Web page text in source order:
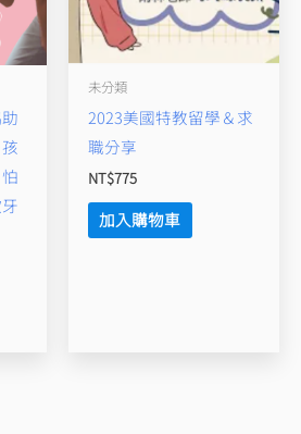
未分類
2023美國特教留學＆求
職分享
NT$775
加入購物車